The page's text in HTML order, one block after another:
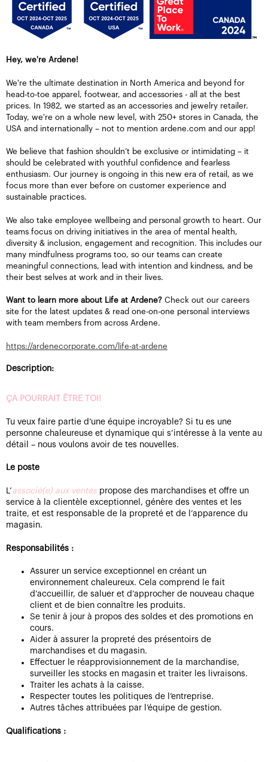
Hey, we're Ardene!
We're the ultimate destination in North America and beyond for
head-to-toe apparel, footwear, and accessories - all at the best
prices. In 1982, we started as an accessories and jewelry retailer.
Today, we're on a whole new level, with 250+ stores in Canada, the
USA and internationally – not to mention ardene.com and our app!
We believe that fashion shouldn’t be exclusive or intimidating – it
should be celebrated with youthful confidence and fearless
enthusiasm. Our journey is ongoing in this new era of retail, as we
focus more than ever before on customer experience and
sustainable practices.
We also take employee wellbeing and personal growth to heart. Our
teams focus on driving initiatives in the area of mental health,
diversity & inclusion, engagement and recognition. This includes our
many mindfulness programs too, so our teams can create
meaningful connections, lead with intention and kindness, and be
their best selves at work and in their lives.
Want to learn more about Life at Ardene? Check out our careers
site for the latest updates & read one-on-one personal interviews
with team members from across Ardene.
https://ardenecorporate.com/life-at-ardene
Description:
ÇA POURRAIT ÊTRE TOI!
Tu veux faire partie d’une équipe incroyable? Si tu es une
personne chaleureuse et dynamique qui s’intéresse à la vente au
détail – nous voulons avoir de tes nouvelles.
Le poste
L’associé(e) aux ventes propose des marchandises et offre un
service à la clientèle exceptionnel, génère des ventes et les
traite, et est responsable de la propreté et de l’apparence du
magasin.
Responsabilités :
Assurer un service exceptionnel en créant un
environnement chaleureux. Cela comprend le fait
d’accueillir, de saluer et d’approcher de nouveau chaque
client et de bien connaître les produits.
Se tenir à jour à propos des soldes et des promotions en
cours.
Aider à assurer la propreté des présentoirs de
marchandises et du magasin.
Effectuer le réapprovisionnement de la marchandise,
surveiller les stocks en magasin et traiter les livraisons.
Traiter les achats à la caisse.
Respecter toutes les politiques de l’entreprise.
Autres tâches attribuées par l’équipe de gestion.
Qualifications :